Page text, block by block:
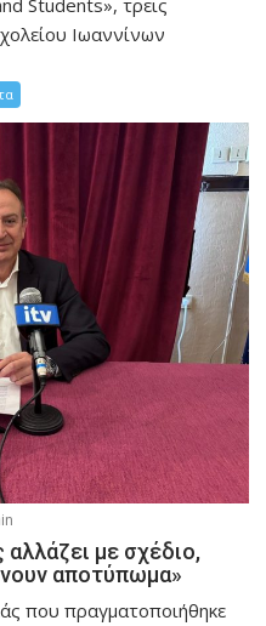
Students», τρεις
Ιωαννίνων
με σχέδιο,
αποτύπωμα»
που πραγματοποιήθηκε